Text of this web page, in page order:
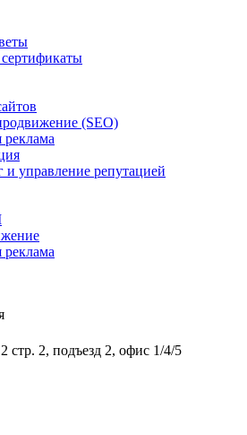
(SEO)
реклама
управление репутацией
реклама
стр. 2, подъезд 2, офис 1/4/5